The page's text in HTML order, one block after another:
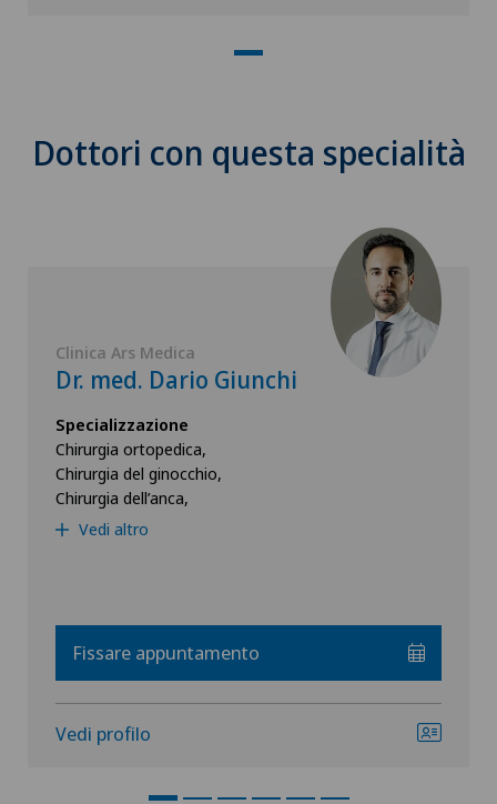
Dottori con questa specialità
Clinica Ars Medica
Dr. med. Dario Giunchi
Specializzazione
Chirurgia ortopedica,
Chirurgia del ginocchio,
Chirurgia dell’anca,
Vedi altro
Fissare appuntamento
Vedi profilo